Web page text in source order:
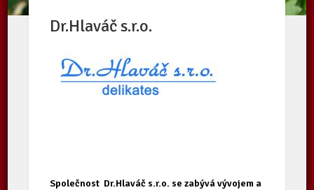
Dr.Hlaváč s.r.o.
Společnost Dr.Hlaváč s.r.o. se zabývá vývojem a